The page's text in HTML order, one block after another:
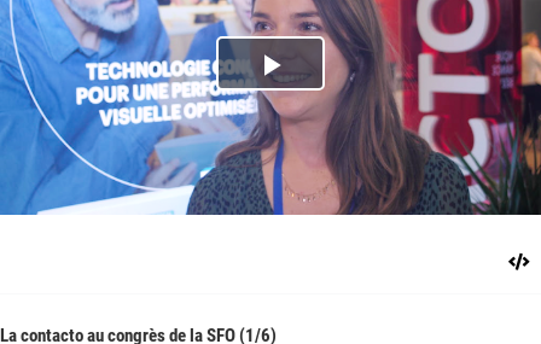
Play
Video
La contacto au congrès de la SFO (1/6)